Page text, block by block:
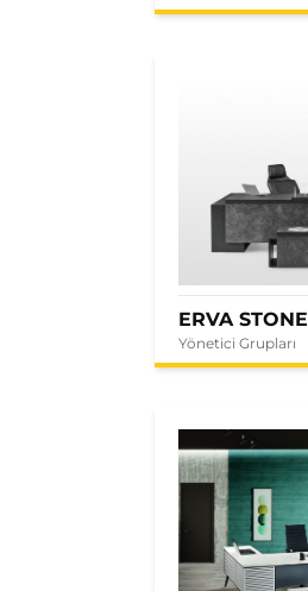
ERVA STONE
Yönetici Grupları